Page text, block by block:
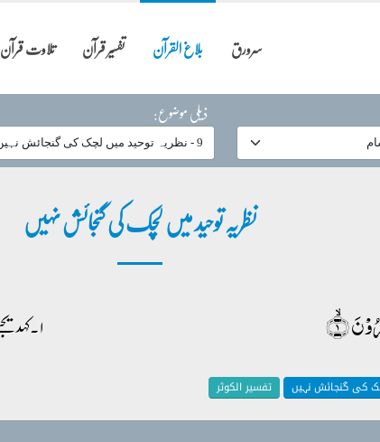
سرورق بلاغ القرآن تفسیر قرآن تلاوت قرآن
ذیلی موضوع:
نظریہ توحید میں لچک کی گنجائش نہیں
ۙ﴿۱﴾ ۱۔کہدیجئے: اے کافرو!
کی گنجائش نہیں تفسیر الکوثر